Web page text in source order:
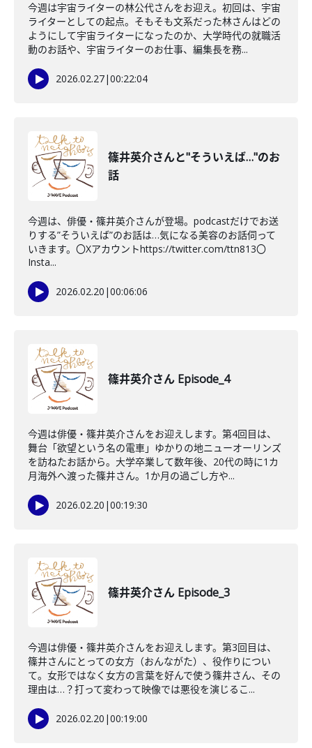
今週は宇宙ライターの林公代さんをお迎え。初回は、宇宙
ライターとしての起点。そもそも文系だった林さんはどの
ようにして宇宙ライターになったのか、大学時代の就職活
動のお話や、宇宙ライターのお仕事、編集長を務...
2026.02.27|00:22:04
篠井英介さんと"そういえば…"のお
話
今週は、俳優・篠井英介さんが登場。podcastだけでお送
りする”そういえば”のお話は…気になる美容のお話伺って
いきます。〇Xアカウントhttps://twitter.com/ttn813〇
Insta...
2026.02.20 |00:06:06
篠井英介さん Episode_4
今週は俳優・篠井英介さんをお迎えします。第4回目は、
舞台「欲望という名の電車」ゆかりの地ニューオーリンズ
を訪ねたお話から。大学卒業して数年後、20代の時に1カ
月海外へ渡った篠井さん。1か月の過ごし方や...
2026.02.20 |00:19:30
篠井英介さん Episode_3
今週は俳優・篠井英介さんをお迎えします。第3回目は、
篠井さんにとっての女方（おんながた）、役作りについ
て。女形ではなく女方の言葉を好んで使う篠井さん、その
理由は…？打って変わって映像では悪役を演じるこ...
2026.02.20 |00:19:00